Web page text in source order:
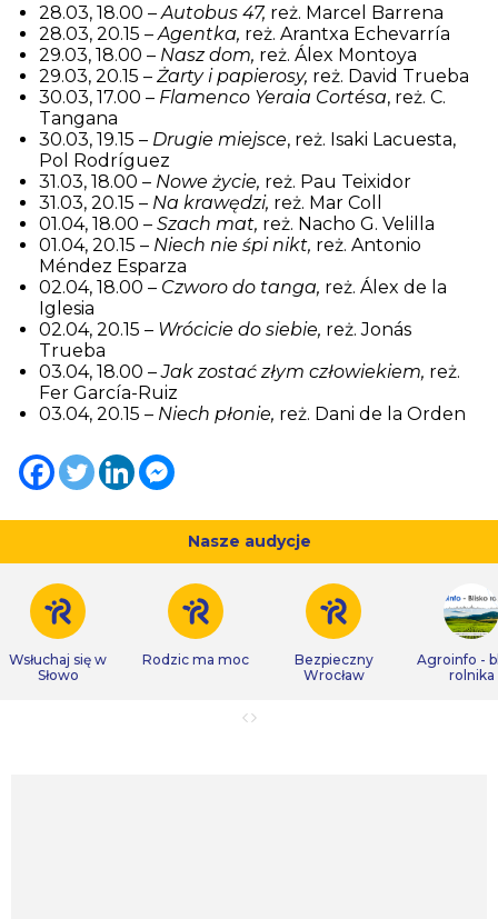
28.03, 18.00 – Autobus 47, reż. Marcel Barrena
28.03, 20.15 – Agentka, reż. Arantxa Echevarría
29.03, 18.00 – Nasz dom, reż. Álex Montoya
29.03, 20.15 – Żarty i papierosy, reż. David Trueba
30.03, 17.00 – Flamenco Yeraia Cortésa, reż. C.
Tangana
30.03, 19.15 – Drugie miejsce, reż. Isaki Lacuesta,
Pol Rodríguez
31.03, 18.00 – Nowe życie, reż. Pau Teixidor
31.03, 20.15 – Na krawędzi, reż. Mar Coll
01.04, 18.00 – Szach mat, reż. Nacho G. Velilla
01.04, 20.15 – Niech nie śpi nikt, reż. Antonio
Méndez Esparza
02.04, 18.00 – Czworo do tanga, reż. Álex de la
Iglesia
02.04, 20.15 – Wrócicie do siebie, reż. Jonás
Trueba
03.04, 18.00 –Jak zostać złym człowiekiem, reż.
Fer García-Ruiz
03.04, 20.15 – Niech płonie, reż. Dani de la Orden
Nasze audycje
Wsłuchaj się w
Słowo
Rodzic ma moc
Bezpieczny
Wrocław
Agroinfo -
rolnika